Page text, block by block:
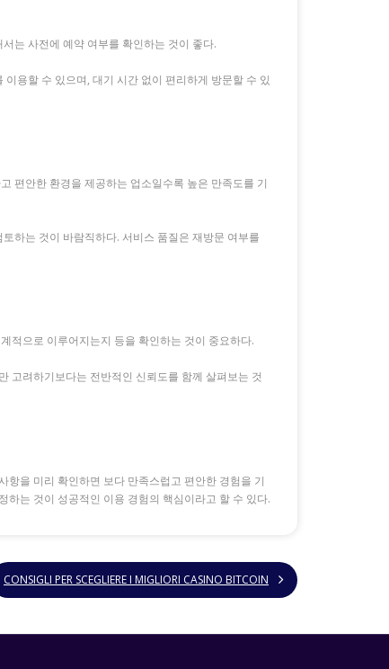
는 사전에 예약 여부를 확인하는 것이 좋다.
용할 수 있으며, 대기 시간 없이 편리하게 방문할 수 있
편안한 환경을 제공하는 업소일수록 높은 만족도를 기
하는 것이 바람직하다. 서비스 품질은 재방문 여부를
적으로 이루어지는지 등을 확인하는 것이 중요하다.
고려하기보다는 전반적인 신뢰도를 함께 살펴보는 것
을 미리 확인하면 보다 만족스럽고 편안한 경험을 기
는 것이 성공적인 이용 경험의 핵심이라고 할 수 있다.
CONSIGLI PER SCEGLIERE I MIGLIORI CASINO BITCOIN